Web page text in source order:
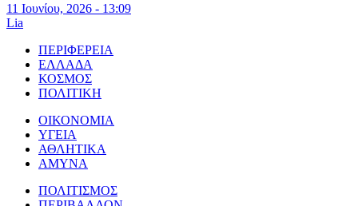
11 Ιουνίου, 2026 - 13:09
Lia
ΠΕΡΙΦΕΡΕΙΑ
ΕΛΛΑΔΑ
ΚΟΣΜΟΣ
ΠΟΛΙΤΙΚΗ
ΟΙΚΟΝΟΜΙΑ
ΥΓΕΙΑ
ΑΘΛΗΤΙΚΑ
ΑΜΥΝΑ
ΠΟΛΙΤΙΣΜΟΣ